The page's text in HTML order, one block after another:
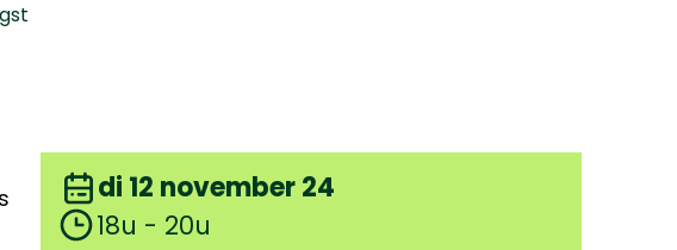
di 12 november 24
18u - 20u